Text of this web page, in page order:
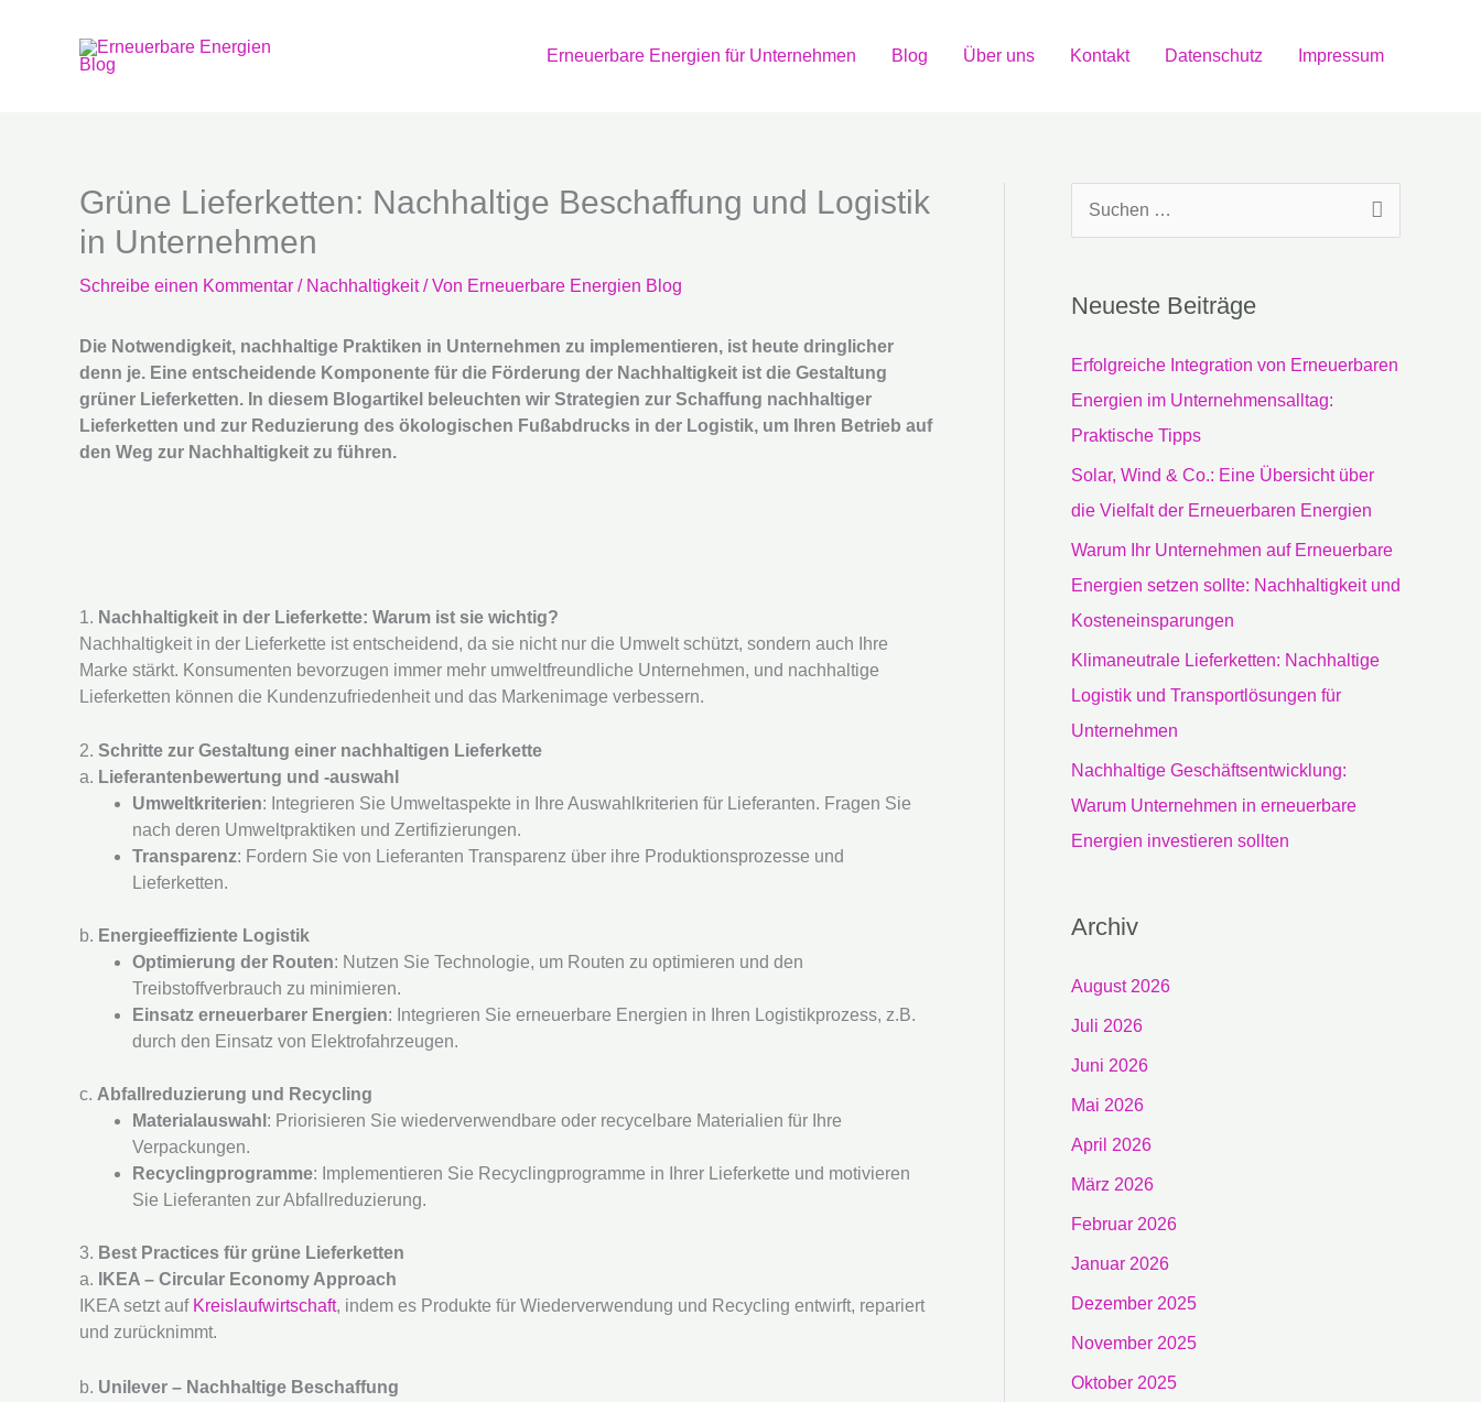
Erneuerbare Energien für Unternehmen Blog Über uns Kontakt Datenschutz Impressum
Grüne Lieferketten: Nachhaltige Beschaffung und Logistik
in Unternehmen
Schreibe einen Kommentar / Nachhaltigkeit/ Von Erneuerbare Energien Blog
Die Notwendigkeit, nachhaltige Praktiken in Unternehmen zu implementieren, ist heute dringlicher
denn je. Eine entscheidende Komponente für die Förderung der Nachhaltigkeit ist die Gestaltung
grüner Lieferketten. In diesem Blogartikel beleuchten wir Strategien zur Schaffung nachhaltiger
Lieferketten und zur Reduzierung des ökologischen Fußabdrucks in der Logistik, um Ihren Betrieb auf
den Weg zur Nachhaltigkeit zu führen.
1. Nachhaltigkeit in der Lieferkette: Warum ist sie wichtig?
Nachhaltigkeit in der Lieferkette ist entscheidend, da sie nicht nur die Umwelt schützt, sondern auch Ihre
Marke stärkt. Konsumenten bevorzugen immer mehr umweltfreundliche Unternehmen, und nachhaltige
Lieferketten können die Kundenzufriedenheit und das Markenimage verbessern.
2. Schritte zur Gestaltung einer nachhaltigen Lieferkette
a. Lieferantenbewertung und -auswahl
Umweltkriterien: Integrieren Sie Umweltaspekte in Ihre Auswahlkriterien für Lieferanten. Fragen Sie
nach deren Umweltpraktiken und Zertifizierungen.
Transparenz: Fordern Sie von Lieferanten Transparenz über ihre Produktionsprozesse und
Lieferketten.
b. Energieeffiziente Logistik
Optimierung der Routen: Nutzen Sie Technologie, um Routen zu optimieren und den
Treibstoffverbrauch zu minimieren.
Einsatz erneuerbarer Energien: Integrieren Sie erneuerbare Energien in Ihren Logistikprozess, z.B.
durch den Einsatz von Elektrofahrzeugen.
c. Abfallreduzierung und Recycling
Materialauswahl : Priorisieren Sie wiederverwendbare oder recycelbare Materialien für Ihre
Verpackungen.
Recyclingprogramme: Implementieren Sie Recyclingprogramme in Ihrer Lieferkette und motivieren
Sie Lieferanten zur Abfallreduzierung.
3. Best Practices für grüne Lieferketten
a.
IKEA – Circular Economy Approach
IKEA setzt auf Kreislaufwirtschaft, indem es Produkte für Wiederverwendung und Recycling entwirft, repariert
und zurücknimmt.
b. Unilever – Nachhaltige Beschaffung
e
n
n
Neueste Beiträge
Erfolgreiche Integration von Erneuerbaren
Energien im Unternehmensalltag:
Praktische Tipps
Solar, Wind & Co.: Eine Übersicht über
die Vielfalt der Erneuerbaren Energien
Warum Ihr Unternehmen auf Erneuerbare
Energien setzen sollte: Nachhaltigkeit und
Kosteneinsparungen
Klimaneutrale Lieferketten: Nachhaltige
Logistik und Transportlösungen für
Unternehmen
Nachhaltige Geschäftsentwicklung:
Warum Unternehmen in erneuerbare
Energien investieren sollten
Archiv
August 2026
Juli 2026
Juni 2026
Mai 2026
April 2026
März 2026
Februar 2026
Januar 2026
Dezember 2025
November 2025
Oktober 2025